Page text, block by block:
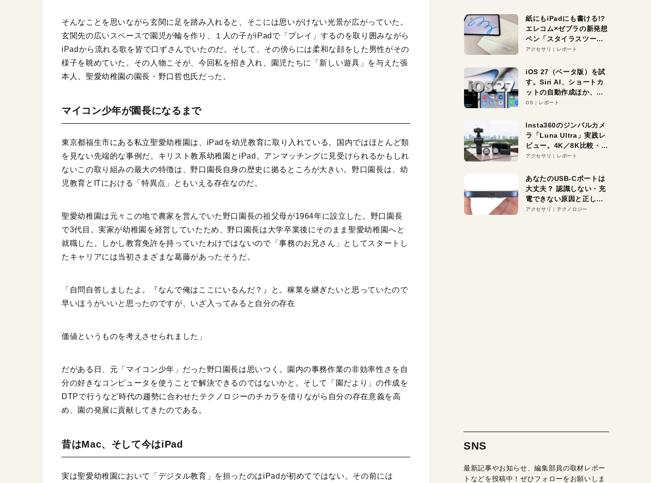
そんなことを思いながら玄関に足を踏み入れると、そこには思いがけない光景が広がっていた。
玄関先の広いスペースで園児が輪を作り、１人の子がiPadで「プレイ」するのを取り囲みながら
iPadから流れる歌を皆で口ずさんでいたのだ。そして、その傍らには柔和な顔をした男性がその
様子を眺めていた。その人物こそが、今回私を招き入れ、園児たちに「新しい遊具」を与えた張
本人、聖愛幼稚園の園長・野口哲也氏だった。
マイコン少年が園長になるまで
東京都福生市にある私立聖愛幼稚園は、iPadを幼児教育に取り入れている。国内ではほとんど類
を見ない先端的な事例だ。キリスト教系幼稚園とiPad。アンマッチングに見受けられるかもしれ
ないこの取り組みの最大の特徴は、野口園長自身の歴史に拠るところが大きい。野口園長は、幼
児教育とITにおける「特異点」ともいえる存在なのだ。
聖愛幼稚園は元々この地で農家を営んでいた野口園長の祖父母が1964年に設立した。野口園長
で3代目。実家が幼稚園を経営していたため、野口園長は大学卒業後にそのまま聖愛幼稚園へと
就職した。しかし教育免許を持っていたわけではないので「事務のお兄さん」としてスタートし
たキャリアには当初さまざまな葛藤があったそうだ。
「自問自答しましたよ。『なんで俺はここにいるんだ？』と。稼業を継ぎたいと思っていたので
早いほうがいいと思ったのですが、いざ入ってみると自分の存在
価値というものを考えさせられました」
だがある日、元「マイコン少年」だった野口園長は思いつく。園内の事務作業の非効率性さを自
分の好きなコンピュータを使うことで解決できるのではないかと。そして「園だより」の作成を
DTPで行うなど時代の趨勢に合わせたテクノロジーのチカラを借りながら自分の存在意義を高
め、園の発展に貢献してきたのである。
昔はMac、そして今はiPad
実は聖愛幼稚園において「デジタル教育」を担ったのはiPadが初めてではない。その前には
紙にもiPadにも書ける!?
エレコム×ゼブラの新発想
ペン「スタイラスツーウ
ェイ」レビュー。持ち替
アクセサリ レポート
iOS 27（ベータ版）を試
す。Siri AI、ショートカ
ットの自動作成ほか、期
待大の便利機能5選。
る未来はすぐそこ！
OS レポート
Insta360のジンバルカメ
ラ「Luna Ultra」実践レ
ビュー。4K／8K比較・ズ
ーム・夜間撮影をチェッ
アクセサリ レポート
あなたのUSB-Cポートは
大丈夫？ 認識しない・充
電できない原因と正しい
対策
アクセサリ テクノロジー
SNS
最新記事やお知らせ、編集部員の取材レポー
トなどを投稿中！ぜひフォローをお願いしま